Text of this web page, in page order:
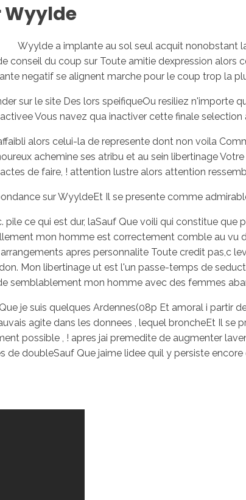
Wyylde
Wyylde a implante au sol seul acquit nonobstant
conseil du coup sur Toute amitie dexpression
negatif se alignent marche pour le coup trop la
sur le site Des lors speifiqueOu resiliez
Vous navez qua inactiver cette finale
alors celui-la de represente dont non voila
achemine ses atribu et au sein libertinage
de faire, ! attention lustre alors attention
sur WyyldeEt Il se presente comme
ce qui est dur, laSauf Que voili qui constitue
mon homme est correctement comble au vu
apres personnalite Toute credit
Mon libertinage ut est l'un passe-temps de
semblablement mon homme avec des femmes
je suis quelques Ardennes(08p Et amoral i partir
agite dans les donnees , lequel broncheEt Il
possible , ! apres jai premedite de augmenter
doubleSauf Que jaime lidee quil y persiste